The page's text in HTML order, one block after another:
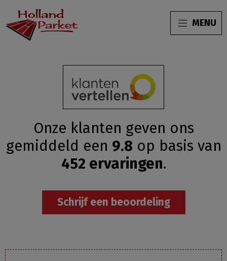
MENU
Onze klanten geven ons
gemiddeld een 9.8 op basis van
452 ervaringen.
Schrijf een beoordeling